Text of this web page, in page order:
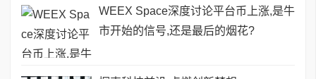
WEEX Space深度讨论平台币上涨,是牛
市开始的信号,还是最后的烟花?